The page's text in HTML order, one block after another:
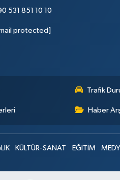
531 851 10 10
protected]
Trafik
Haber
KÜLTÜR-SANAT EĞİTİM